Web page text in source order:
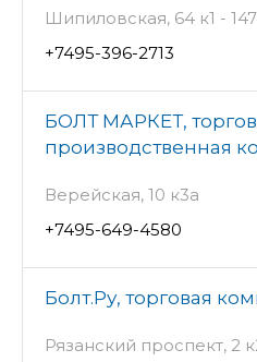
Шипиловская, 64 к1 -
+7495-396-2713
БОЛТ МАРКЕТ,
производственная
Верейская, 10 к3а
+7495-649-4580
Болт.Ру, торговая
Рязанский проспект, 2